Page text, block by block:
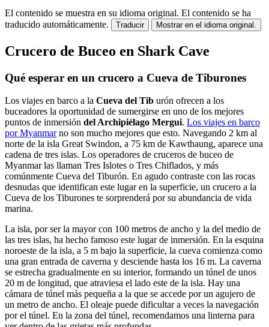
El contenido se muestra en su idioma original. El contenido se ha
traducido automáticamente.
Traducir Mostrar en el idioma original.
Crucero de Buceo en Shark Cave
Qué esperar en un crucero a Cueva de Tiburones
Los viajes en barco a la Cueva del Tib urón ofrecen a los
buceadores la oportunidad de sumergirse en uno de los mejores
puntos de inmersión del Archipiélago Mergui. Los viajes en barco
por Myanmarno son mucho mejores que esto. Navegando 2 km al
norte de la isla Great Swindon, a 75 km de Kawthaung, aparece una
cadena de tres islas. Los operadores de cruceros de buceo de
Myanmar las llaman Tres Islotes o Tres Chiflados, y más
comúnmente Cueva del Tiburón. En agudo contraste con las rocas
desnudas que identifican este lugar en la superficie, un crucero a la
Cueva de los Tiburones te sorprenderá por su abundancia de vida
marina.
La isla, por ser la mayor con 100 metros de ancho y la del medio de
las tres islas, ha hecho famoso este lugar de inmersión. En la esquina
noroeste de la isla, a 5 m bajo la superficie, la cueva comienza como
una gran entrada de caverna y desciende hasta los 16 m. La caverna
se estrecha gradualmente en su interior, formando un túnel de unos
20 m de longitud, que atraviesa el lado este de la isla. Hay una
cámara de túnel más pequeña a la que se accede por un agujero de
un metro de ancho. El oleaje puede dificultar a veces la navegación
por el túnel. En la zona del túnel, recomendamos una linterna para